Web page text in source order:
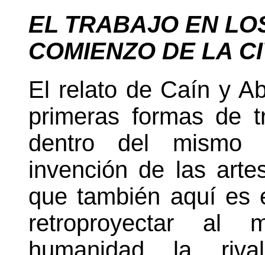
EL TRABAJO EN
COMIENZO DE LA
El relato de Caín y
primeras formas de
dentro del mismo
invención de las
que también aquí es
retroproyectar al
humanidad la